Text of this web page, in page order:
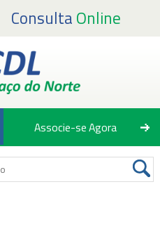
Consulta Online
Associe-se Agora